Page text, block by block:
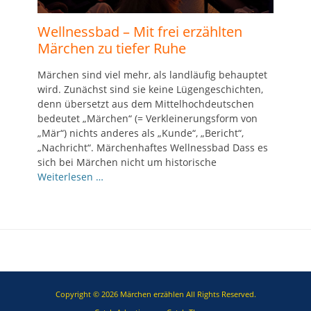
Wellnessbad – Mit frei erzählten
Märchen zu tiefer Ruhe
Märchen sind viel mehr, als landläufig behauptet
wird. Zunächst sind sie keine Lügengeschichten,
denn übersetzt aus dem Mittelhochdeutschen
bedeutet „Märchen“ (= Verkleinerungsform von
„Mär“) nichts anderes als „Kunde“, „Bericht“,
„Nachricht“. Märchenhaftes Wellnessbad Dass es
sich bei Märchen nicht um historische
Weiterlesen …
Copyright © 2026 Märchen erzählen All Rights Reserved.